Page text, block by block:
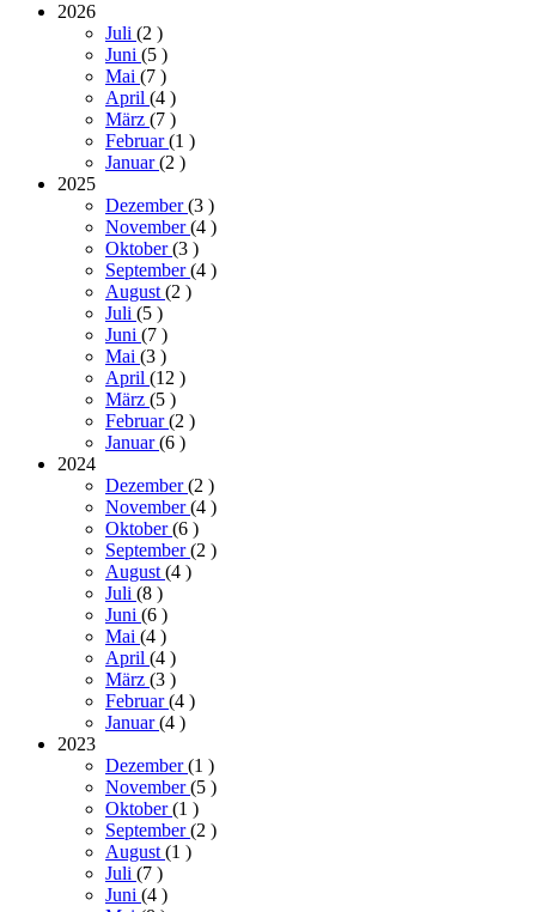
2026
Juli (2 )
Juni (5 )
Mai (7 )
April (4 )
März (7 )
Februar(1 )
Januar(2 )
2025
Dezember(3 )
November(4 )
Oktober(3 )
September(4 )
August (2 )
Juli (5 )
Juni (7 )
Mai (3 )
April (12 )
März (5 )
Februar(2 )
Januar(6 )
2024
Dezember(2 )
November(4 )
Oktober(6 )
September(2 )
August (4 )
Juli (8 )
Juni (6 )
Mai (4 )
April (4 )
März (3 )
Februar(4 )
Januar(4 )
2023
Dezember(1 )
November(5 )
Oktober(1 )
September(2 )
August (1 )
Juli (7 )
Juni (4 )